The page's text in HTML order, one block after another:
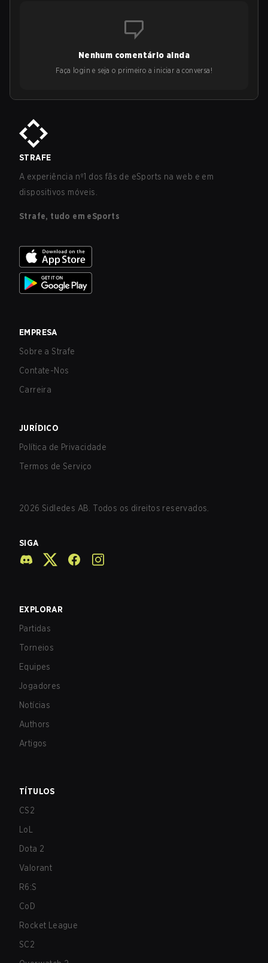
Nenhum comentário ainda
Faça login e seja o primeiro a iniciar a conversa!
STRAFE
A experiência nº1 dos fãs de eSports na web e em
dispositivos móveis.
Strafe, tudo em eSports
EMPRESA
Sobre a Strafe
Contate-Nos
Carreira
JURÍDICO
Política de Privacidade
Termos de Serviço
2026 Sidledes AB. Todos os direitos reservados.
SIGA
EXPLORAR
Partidas
Torneios
Equipes
Jogadores
Notícias
Authors
Artigos
TÍTULOS
CS2
LoL
Dota 2
Valorant
R6:S
CoD
Rocket League
SC2